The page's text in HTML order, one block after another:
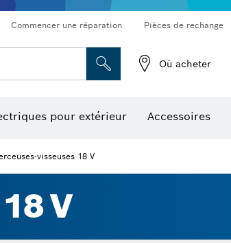
Commencer une réparation Pièces de rechange
Où acheter
pour extérieur Accessoires
visseuses 18 V
V